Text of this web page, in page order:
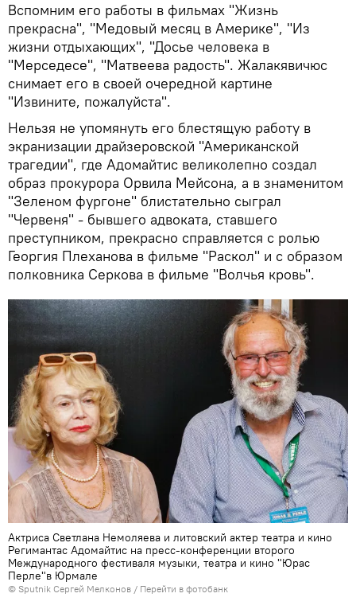
Вспомним его работы в фильмах "Жизнь
прекрасна", "Медовый месяц в Америке", "Из
жизни отдыхающих", "Досье человека в
"Мерседесе", "Матвеева радость". Жалакявичюс
снимает его в своей очередной картине
"Извините, пожалуйста".
Нельзя не упомянуть его блестящую работу в
экранизации драйзеровской "Американской
трагедии", где Адомайтис великолепно создал
образ прокурора Орвила Мейсона, а в знаменитом
"Зеленом фургоне" блистательно сыграл
"Червеня" - бывшего адвоката, ставшего
преступником, прекрасно справляется с ролью
Георгия Плеханова в фильме "Раскол" и с образом
полковника Серкова в фильме "Волчья кровь".
Актриса Светлана Немоляева и литовский актер театра и кино
Регимантас Адомайтис на пресс-конференции второго
Международного фестиваля музыки, театра и кино "Юрас
Перле"в Юрмале
© Sputnik Сергей Мелконов / Перейти в фотобанк